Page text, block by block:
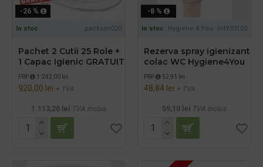
-26 %
In stoc packsan020
Pachet 2 Cutii 25 Role +
1 Capac Igienic GRATUIT
PRP 1.242,00 lei
920,00 lei + TVA
1.113,20 lei TVA inclus
-8 %
In stoc Hygiene 4 You H4Y33102
Rezerva spray igienizant
colac WC Hygiene4You
PRP 52,91 lei
48,84 lei + TVA
59,10 lei TVA inclus